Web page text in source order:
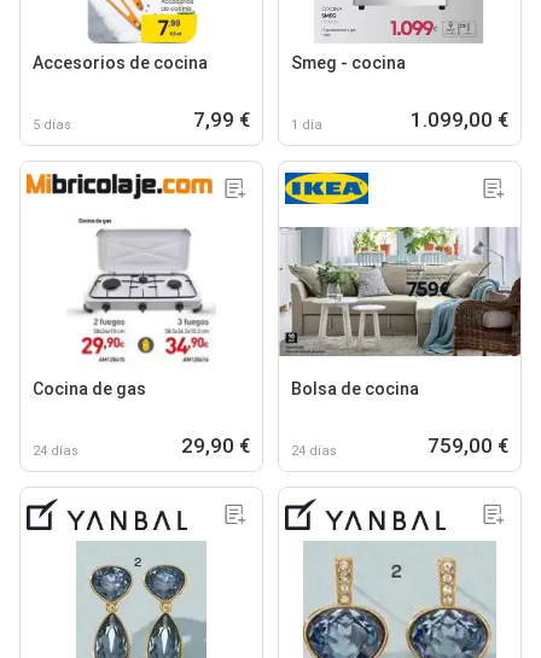
Accesorios de cocina
5 días 7,99 €
Smeg - cocina
1 día 1.099,00 €
Cocina de gas
24 días 29,90 €
Bolsa de cocina
24 días 759,00 €